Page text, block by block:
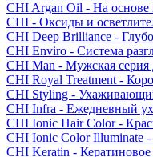
CHI Argan Oil - На
CHI - Оксиды и
CHI Deep Brilliance -
CHI Enviro - Система
CHI Man - Мужская серия
CHI Royal Treatment -
CHI Styling -
CHI Infra - Ежедневный
CHI Ionic Hair Color -
CHI Ionic Color Illuminate -
CHI Keratin - Кератиновое